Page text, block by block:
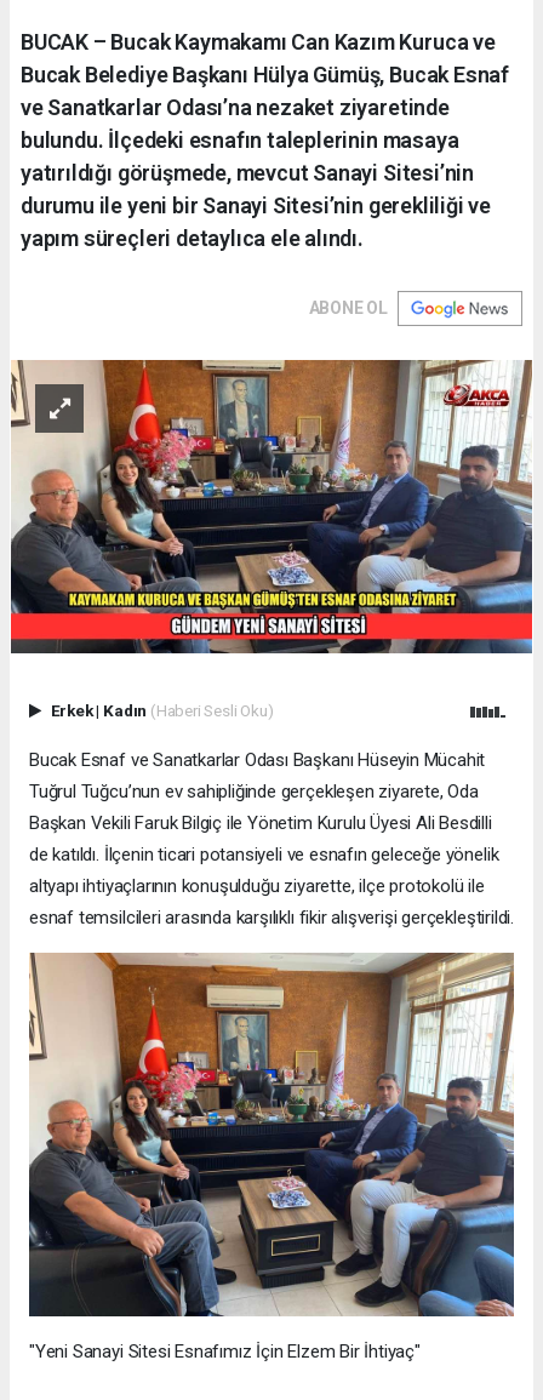
BUCAK – Bucak Kaymakamı Can Kazım Kuruca ve
Bucak Belediye Başkanı Hülya Gümüş, Bucak Esnaf
ve Sanatkarlar Odası’na nezaket ziyaretinde
bulundu. İlçedeki esnafın taleplerinin masaya
yatırıldığı görüşmede, mevcut Sanayi Sitesi’nin
durumu ile yeni bir Sanayi Sitesi’nin gerekliliği ve
yapım süreçleri detaylıca ele alındı.
ABONE OL
Erkek| Kadın (Haberi Sesli Oku)
Bucak Esnaf ve Sanatkarlar Odası Başkanı Hüseyin Mücahit
Tuğrul Tuğcu’nun ev sahipliğinde gerçekleşen ziyarete, Oda
Başkan Vekili Faruk Bilgiç ile Yönetim Kurulu Üyesi Ali Besdilli
de katıldı. İlçenin ticari potansiyeli ve esnafın geleceğe yönelik
altyapı ihtiyaçlarının konuşulduğu ziyarette, ilçe protokolü ile
esnaf temsilcileri arasında karşılıklı fikir alışverişi gerçekleştirildi.
"Yeni Sanayi Sitesi Esnafımız İçin Elzem Bir İhtiyaç"